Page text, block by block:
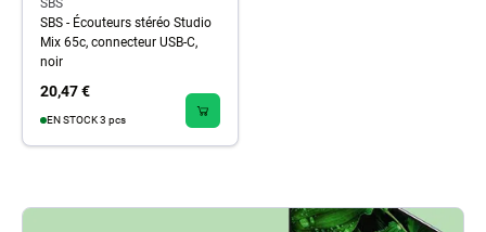
SBS
SBS - Écouteurs stéréo Studio
Mix 65c, connecteur USB-C,
noir
20,47 €
EN STOCK 3 pcs